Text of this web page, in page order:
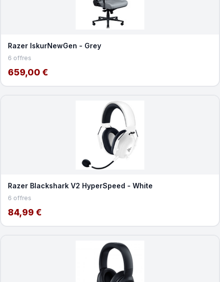
Razer IskurNewGen - Grey
6 offres
659,00 €
Razer Blackshark V2 HyperSpeed - White
6 offres
84,99 €